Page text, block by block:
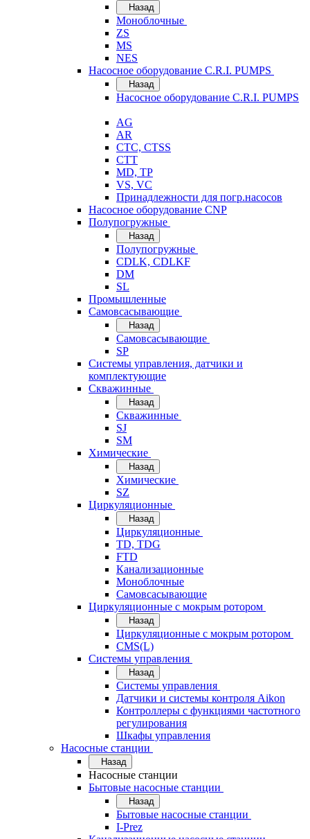
Назад
Моноблочные
ZS
MS
NES
Насосное оборудование C.R.I. PUMPS
Назад
Насосное оборудование C.R.I. PUMPS
AG
AR
CTC, CTSS
CTT
MD, TP
VS, VC
Принадлежности для погр.насосов
Насосное оборудование CNP
Полупогружные
Назад
Полупогружные
CDLK, CDLKF
DM
SL
Промышленные
Самовсасывающие
Назад
Самовсасывающие
SP
Системы управления, датчики и
комплектующие
Скважинные
Назад
Скважинные
SJ
SM
Химические
Назад
Химические
SZ
Циркуляционные
Назад
Циркуляционные
TD, TDG
FTD
Канализационные
Моноблочные
Самовсасывающие
Циркуляционные с мокрым ротором
Назад
Циркуляционные с мокрым ротором
CMS(L)
Системы управления
Назад
Системы управления
Датчики и системы контроля Aikon
Контроллеры с функциями частотного
регулирования
Шкафы управления
Насосные станции
Назад
Насосные станции
Бытовые насосные станции
Назад
Бытовые насосные станции
I-Prez